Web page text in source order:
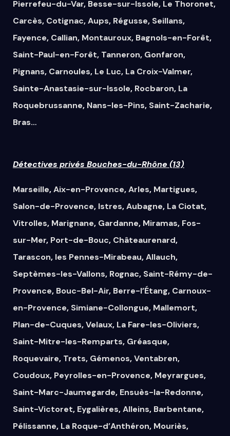
Pierrefeu-du-Var, Besse-sur-Issole, Le Thoronet,
Carcès, Cotignac,Aups, Régusse, Seillans,
Fayence, Callian, Montauroux, Bagnols-en-Forêt,
Saint-Paul-en-Forêt, Tanneron, Gonfaron,
Pignans, Carnoules, Le Luc, La Croix-Valmer,
Sainte-Anastasie-sur-Issole, Rocbaron, La
Roquebrussanne, Nans-les-Pins, Saint-Zacharie,
Bras…
Détectives privés Bouches-du-Rhône (13)
Marseille,Aix-en-Provence,Arles, Martigues,
Salon-de-Provence, Istres,Aubagne, La Ciotat,
Vitrolles, Marignane, Gardanne, Miramas, Fos-
sur-Mer, Port-de-Bouc, Châteaurenard,
Tarascon, les Pennes-Mirabeau,Allauch,
Septèmes-les-Vallons, Rognac, Saint-Rémy-de-
Provence, Bouc-Bel-Air, Berre-l’Étang, Carnoux-
en-Provence, Simiane-Collongue, Mallemort,
Plan-de-Cuques,Velaux, La Fare-les-Oliviers,
Saint-Mitre-les-Remparts, Gréasque,
Roquevaire, Trets, Gémenos,Ventabren,
Coudoux, Peyrolles-en-Provence, Meyrargues,
Saint-Marc-Jaumegarde, Ensuès-la-Redonne,
Saint-Victoret, Eygalières,Alleins, Barbentane,
Pélissanne, La Roque-d’Anthéron, Mouriès,